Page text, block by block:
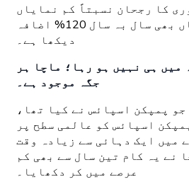
کا رجحان نسبتاً کم نمایاں
ہے، لیکن ہم نے وہاں بھی سال بہ سال 120% اضافہ
دیکھا ہے۔
میں ہی نہیں ہو رہا؛ ماچا ہر
جگہ موجود ہے۔
پمپکن اسپائس نے کیا تھا،
اسپائس کو عالمی سطح پر
میں ایک دہائی سے زیادہ وقت
نے یہ کام تین سال سے بھی کم
عرصے میں کر دکھایا۔